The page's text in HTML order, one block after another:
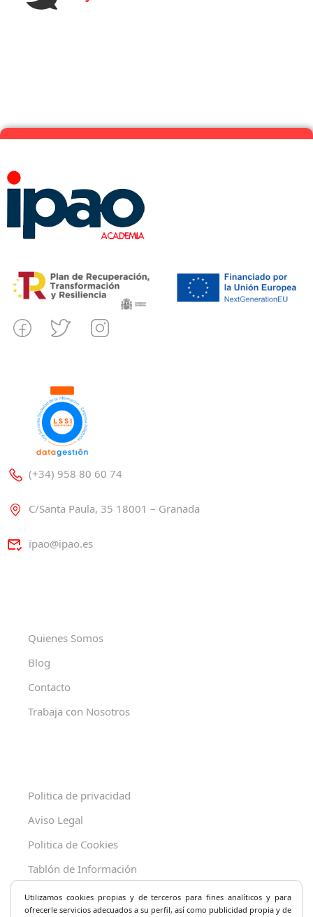
(+34) 958 80 60 74
C/Santa Paula, 35 18001 – Granada
ipao@ipao.es
Quienes Somos
Blog
Contacto
Trabaja con Nosotros
Politica de privacidad
Aviso Legal
Politica de Cookies
Tablón de Información
Decreto 625/2019
Utilizamos cookies propias y de terceros para fines analíticos y para
ofrecerle servicios adecuados a su perfil, así como publicidad propia y de